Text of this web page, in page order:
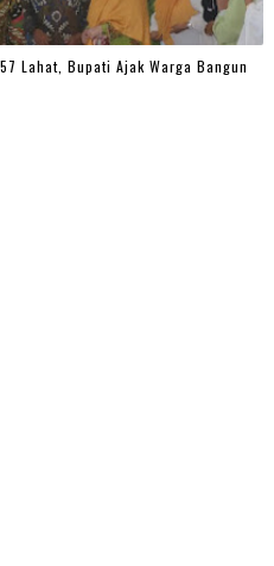
Lahat, Bupati Ajak Warga Bangun